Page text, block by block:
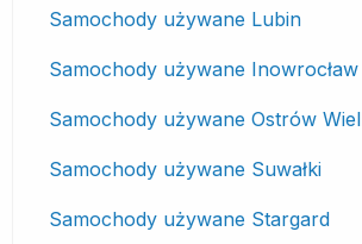
Samochody używane Lubin
Samochody używane Inowrocław
Samochody używane Ostrów
Samochody używane Suwałki
Samochody używane Stargard